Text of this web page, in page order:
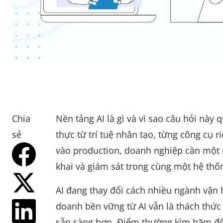
Chia
sẻ
Nền tảng AI là gì và vì sao câu hỏi này
thực từ trí tuệ nhân tạo, từng công cụ
vào production, doanh nghiệp cần
khai và giám sát trong cùng một hệ
AI đang thay đổi cách nhiều ngành
doanh bền vững từ AI vẫn là thách